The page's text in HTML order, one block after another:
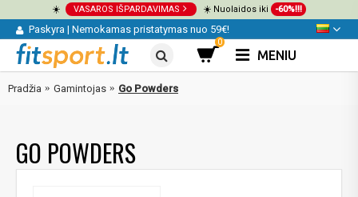
☀️ VASAROS IŠPARDAVIMAS ☀️ Nuolaidos iki -60%!!!
Paskyra | Nemokamas pristatymas nuo 59€!
0
MENIU
Pradžia Gamintojas Go Powders
GO POWDERS